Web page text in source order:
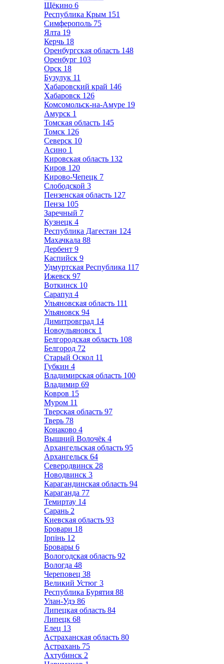
Щёкино 6
Республика Крым 151
Симферополь 75
Ялта 19
Керчь 18
Оренбургская область 148
Оренбург 103
Орск 18
Бузулук 11
Хабаровский край 146
Хабаровск 126
Комсомольск-на-Амуре 19
Амурск 1
Томская область 145
Томск 126
Северск 10
Асино 1
Кировская область 132
Киров 120
Кирово-Чепецк 7
Слободской 3
Пензенская область 127
Пенза 105
Заречный 7
Кузнецк 4
Республика Дагестан 124
Махачкала 88
Дербент 9
Каспийск 9
Удмуртская Республика 117
Ижевск 97
Воткинск 10
Сарапул 4
Ульяновская область 111
Ульяновск 94
Димитровград 14
Новоульяновск 1
Белгородская область 108
Белгород 72
Старый Оскол 11
Губкин 4
Владимирская область 100
Владимир 69
Ковров 15
Муром 11
Тверская область 97
Тверь 78
Конаково 4
Вышний Волочёк 4
Архангельская область 95
Архангельск 64
Северодвинск 28
Новодвинск 3
Карагандинская область 94
Караганда 77
Темиртау 14
Сарань 2
Киевская область 93
Бровари 18
Ірпінь 12
Бровары 6
Вологодская область 92
Вологда 48
Череповец 38
Великий Устюг 3
Республика Бурятия 88
Улан-Удэ 86
Липецкая область 84
Липецк 68
Елец 13
Астраханская область 80
Астрахань 75
Ахтубинск 2